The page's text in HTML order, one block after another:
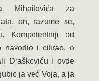
Mihailovića za
on, razume se,
Kompetentniji od
navodio i citirao, o
Draškoviću i ovde
ja već Voja, a ja